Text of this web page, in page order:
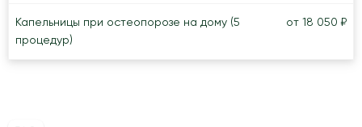
Капельницы при остеопорозе на дому (5
процедур)
от 18 050 ₽